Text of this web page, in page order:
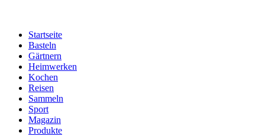
Startseite
Basteln
Gärtnern
Heimwerken
Kochen
Reisen
Sammeln
Sport
Magazin
Produkte